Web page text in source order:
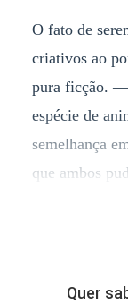
O fato de
criativos ao
pura ficção. —
espécie de
semelhança
que ambos
Quer